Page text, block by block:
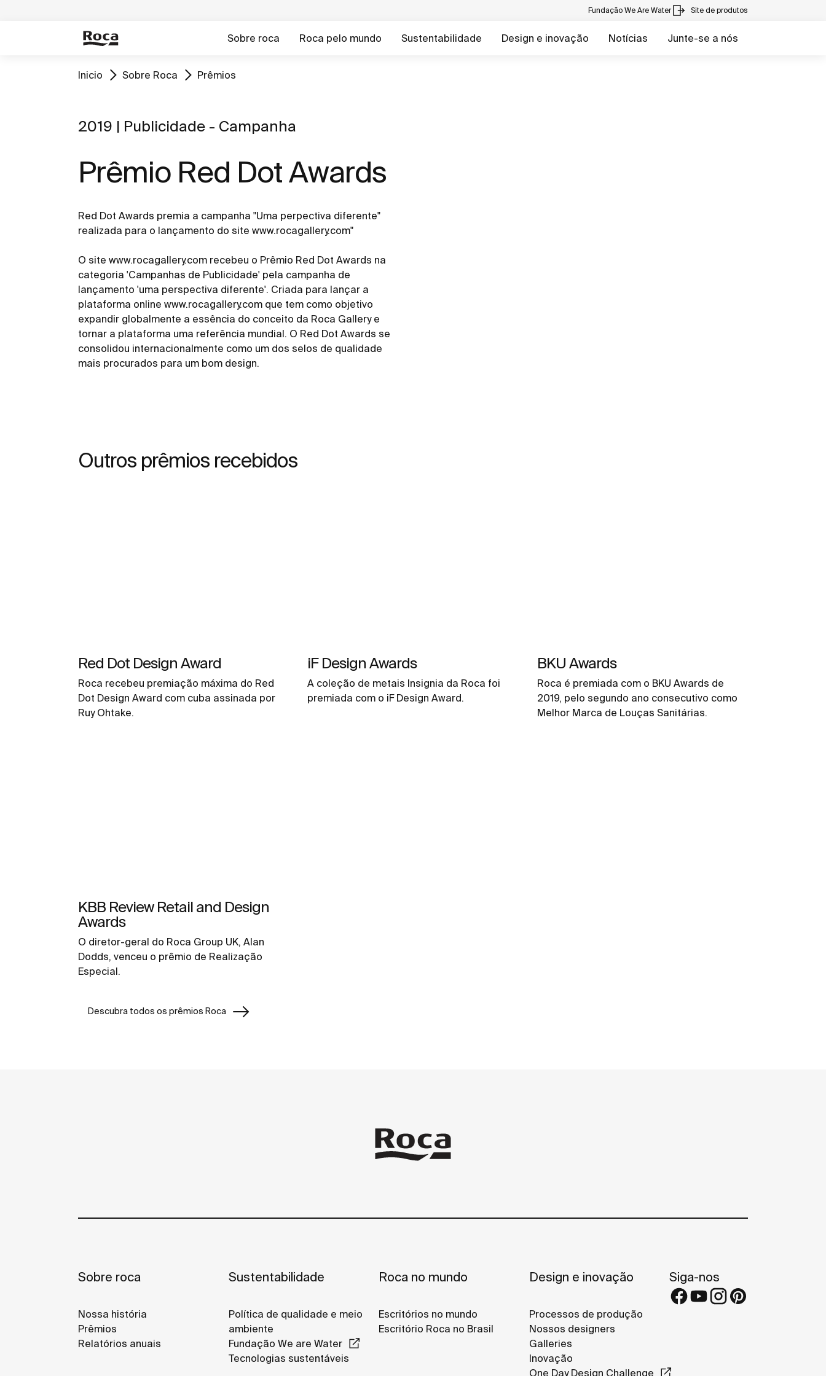
Fundação We Are Water Site de produtos
Sobre roca Roca pelo mundo Sustentabilidade Design e inovação Notícias Junte-se a nós
Inicio Sobre Roca Prêmios
2019 | Publicidade - Campanha
Prêmio Red Dot Awards
Red Dot Awards premia a campanha "Uma perpectiva diferente"
realizada para o lançamento do site www.rocagallery.com"
O site www.rocagallery.com recebeu o Prêmio Red Dot Awards na
categoria 'Campanhas de Publicidade' pela campanha de
lançamento 'uma perspectiva diferente'. Criada para lançar a
plataforma online www.rocagallery.com que tem como objetivo
expandir globalmente a essência do conceito da Roca Gallery e
tornar a plataforma uma referência mundial. O Red Dot Awards se
consolidou internacionalmente como um dos selos de qualidade
mais procurados para um bom design.
Outros prêmios recebidos
Red Dot Design Award
Roca recebeu premiação máxima do Red
Dot Design Award com cuba assinada por
Ruy Ohtake.
iF Design Awards
A coleção de metais Insignia da Roca foi
premiada com o iF Design Award.
BKU Awards
Roca é premiada com o BKU Awards de
2019, pelo segundo ano consecutivo como
Melhor Marca de Louças Sanitárias.
KBB Review Retail and Design
Awards
O diretor-geral do Roca Group UK, Alan
Dodds, venceu o prêmio de Realização
Especial.
Descubra todos os prêmios Roca
Sobre roca
Nossa história
Prêmios
Relatórios anuais
Sustentabilidade
Política de qualidade e meio
ambiente
Fundação We are Water
Tecnologias sustentáveis
Roca no mundo
Escritórios no mundo
Escritório Roca no Brasil
Design e inovação
Processos de produção
Nossos designers
Galleries
Inovação
One Day Design Challenge
Siga-nos